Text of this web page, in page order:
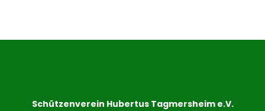
Schützenverein Hubertus Tagmersheim e.V.